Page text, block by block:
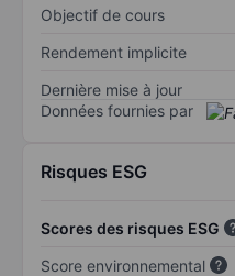
Objectif de cours
Rendement implicite
Dernière mise à jour
Données fournies par
Risques ESG
Scores des risques ESG
Score environnemental